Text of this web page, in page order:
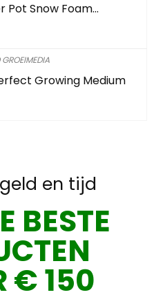
Pot Snow Foam…
Growing Medium
en tijd
BESTE
€ 150